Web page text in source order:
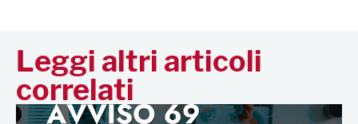
Leggi altri articoli
correlati